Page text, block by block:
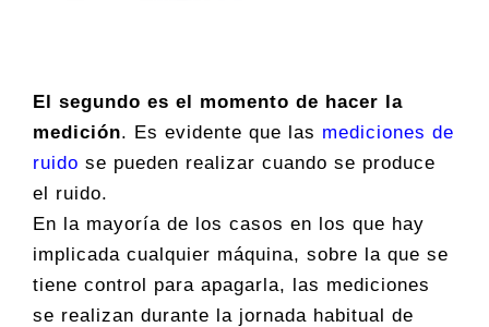
El segundo es el momento de hacer la
medición. Es evidente que las mediciones de
ruido se pueden realizar cuando se produce
el ruido.
En la mayoría de los casos en los que hay
implicada cualquier máquina, sobre la que se
tiene control para apagarla, las mediciones
se realizan durante la jornada habitual de